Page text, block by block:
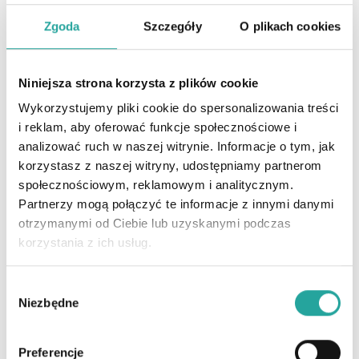
Zgoda Szczegóły O plikach cookies
Niniejsza strona korzysta z plików cookie
Wykorzystujemy pliki cookie do spersonalizowania treści
i reklam, aby oferować funkcje społecznościowe i
analizować ruch w naszej witrynie. Informacje o tym, jak
korzystasz z naszej witryny, udostępniamy partnerom
społecznościowym, reklamowym i analitycznym.
Partnerzy mogą połączyć te informacje z innymi danymi
otrzymanymi od Ciebie lub uzyskanymi podczas
korzystania z ich usług.
Niezbędne
Preferencje
się z nim dzieje, dlaczego doświadcza pewnych emocji
oraz jak może zarządzać tymi emocjami.
rozwód rodziców, śmierć bliskiej osoby, przemoc w
rodzinie czy problemy w szkole.
✅ Uczy dziecko, jak radzić sobie z trudnościami, lękiem czy
złością.
✅ Identyfikuje bariery emocjonalne i społeczne, które
uniemożliwiają dziecku dalszy rozwój.
✅ Tłumaczy dziecku, jak może wyrażać swoje myśli i
uczucia, komunikować się efektywnie oraz budować
Psycholog dziecięcy diagnozuje problemy behawioralne i
dobiera rodzaj terapii do indywidualnych potrzeb dziecka.